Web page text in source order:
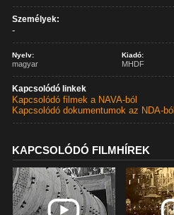
Személyek:
-
Nyelv:
magyar
Kiadó:
MHDF
Kapcsolódó linkek
Kapcsolódó filmek a NAVA-ból
Kapcsolódó dokumentumok az NDA-ból
KAPCSOLÓDÓ FILMHÍREK